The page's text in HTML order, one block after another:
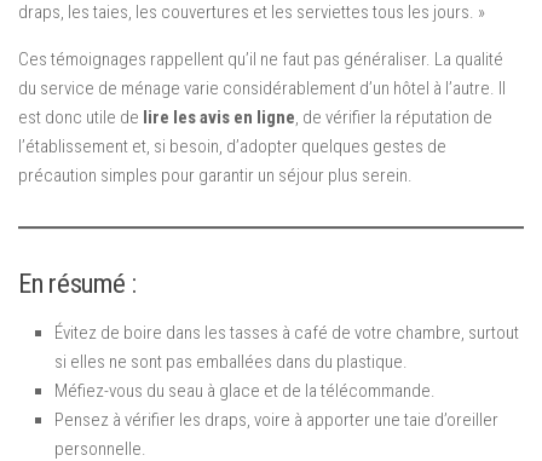
draps, les taies, les couvertures et les serviettes tous les jours. »
Ces témoignages rappellent qu’il ne faut pas généraliser. La qualité
du service de ménage varie considérablement d’un hôtel à l’autre. Il
est donc utile de lire les avis en ligne, de vérifier la réputation de
l’établissement et, si besoin, d’adopter quelques gestes de
précaution simples pour garantir un séjour plus serein.
En résumé :
Évitez de boire dans les tasses à café de votre chambre, surtout
si elles ne sont pas emballées dans du plastique.
Méfiez-vous du seau à glace et de la télécommande.
Pensez à vérifier les draps, voire à apporter une taie d’oreiller
personnelle.